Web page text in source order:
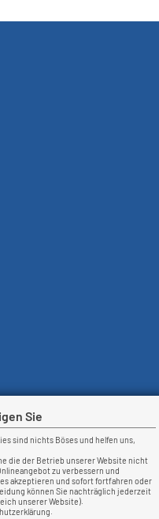
Sie
sind nichts Böses und helfen uns,
die der Betrieb unserer Website nicht
zu verbessern und
akzeptieren und sofort fortfahren oder
können Sie nachträglich jederzeit
unserer Website).